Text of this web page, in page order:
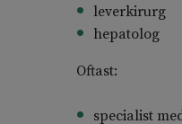
leverkirurg
hepatolog
Oftast:
specialist